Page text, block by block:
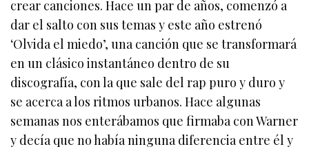
crear canciones. Hace un par de años, comenzó a
dar el salto con sus temas y este año estrenó
‘Olvida el miedo’, una canción que se transformará
en un clásico instantáneo dentro de su
discografía, con la que sale del rap puro y duro y
se acerca a los ritmos urbanos. Hace algunas
semanas nos enterábamos que firmaba con Warner
y decía que no había ninguna diferencia entre él y